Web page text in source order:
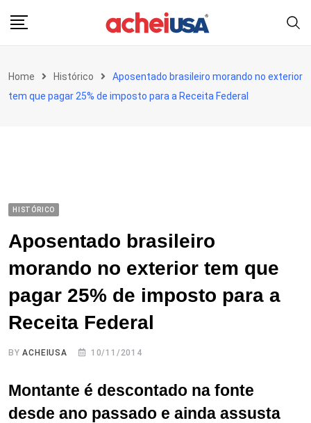
Home Histórico
Aposentado brasileiro morando no exterior
tem que pagar 25% de imposto para a Receita Federal
HISTÓRICO
Aposentado brasileiro
morando no exterior tem que
pagar 25% de imposto para a
Receita Federal
BYACHEIUSA 10/11/2014
Montante é descontado na fonte
desde ano passado e ainda assusta